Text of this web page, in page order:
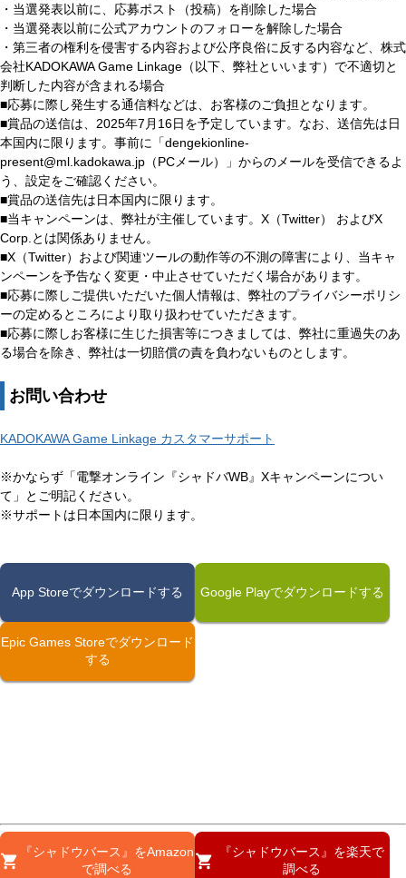
・当選発表以前に、応募ポスト（投稿）を削除した場合
・当選発表以前に公式アカウントのフォローを解除した場合
・第三者の権利を侵害する内容および公序良俗に反する内容など、株式
会社KADOKAWA Game Linkage（以下、弊社といいます）で不適切と
判断した内容が含まれる場合
■応募に際し発生する通信料などは、お客様のご負担となります。
■賞品の送信は、2025年7月16日を予定しています。なお、送信先は日
本国内に限ります。事前に「dengekionline-
present@ml.kadokawa.jp（PCメール）」からのメールを受信できるよ
う、設定をご確認ください。
■賞品の送信先は日本国内に限ります。
■当キャンペーンは、弊社が主催しています。X（Twitter） およびX
Corp.とは関係ありません。
■X（Twitter）および関連ツールの動作等の不測の障害により、当キャ
ンペーンを予告なく変更・中止させていただく場合があります。
■応募に際しご提供いただいた個人情報は、弊社のプライバシーポリシ
ーの定めるところにより取り扱わせていただきます。
■応募に際しお客様に生じた損害等につきましては、弊社に重過失のあ
る場合を除き、弊社は一切賠償の責を負わないものとします。
お問い合わせ
KADOKAWA Game Linkage カスタマーサポート
※かならず「電撃オンライン『シャドバWB』Xキャンペーンについ
て」とご明記ください。
※サポートは日本国内に限ります。
App Storeでダウンロードする Google Playでダウンロードする
Epic Games Storeでダウンロード
する
『シャドウバース』をAmazon
で調べる
『シャドウバース』を楽天で
調べる